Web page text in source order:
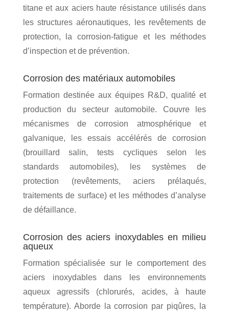
e
m
é
r
t
u
e
O
u
s
d
c
a
a
c
t
é
titane et aux aciers haute résistance utilisés dans
les structures aéronautiques, les revêtements de
protection, la corrosion-fatigue et les méthodes
d’inspection et de prévention.
Corrosion des matériaux automobiles
Formation destinée aux équipes R&D, qualité et
production du secteur automobile. Couvre les
mécanismes de corrosion atmosphérique et
galvanique, les essais accélérés de corrosion
(brouillard salin, tests cycliques selon les
standards automobiles), les systèmes de
protection (revêtements, aciers prélaqués,
traitements de surface) et les méthodes d’analyse
de défaillance.
Corrosion des aciers inoxydables en milieu
aqueux
Formation spécialisée sur le comportement des
aciers inoxydables dans les environnements
aqueux agressifs (chlorurés, acides, à haute
température). Aborde la corrosion par piqûres, la